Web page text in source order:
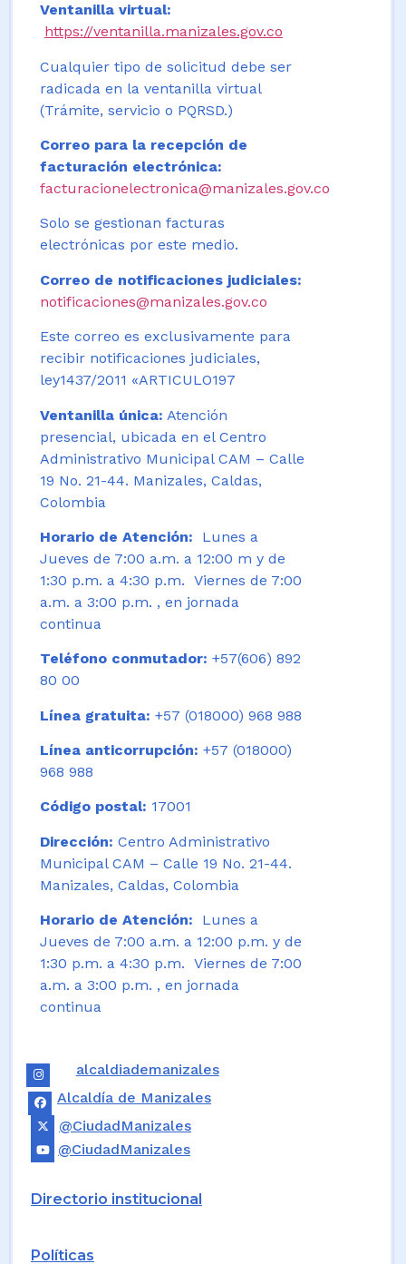
Ventanilla virtual:
https://ventanilla.manizales.gov.co
Cualquier tipo de solicitud debe ser
radicada en la ventanilla virtual
(Trámite, servicio o PQRSD.)
Correo para la recepción de
facturación electrónica:
facturacionelectronica@manizales.gov.co
Solo se gestionan facturas
electrónicas por este medio.
Correo de notificaciones judiciales:
notificaciones@manizales.gov.co
Este correo es exclusivamente para
recibir notificaciones judiciales,
ley1437/2011 «ARTICULO197
Ventanilla única: Atención
presencial, ubicada en el Centro
Administrativo Municipal CAM – Calle
19 No. 21-44. Manizales, Caldas,
Colombia
Horario de Atención:
Lunes a
Jueves de 7:00 a.m. a 12:00 m y de
1:30 p.m. a 4:30 p.m. Viernes de 7:00
a.m. a 3:00 p.m. , en jornada
continua
Teléfono conmutador: +57(606) 892
80 00
Línea gratuita: +57 (018000) 968 988
Línea anticorrupción: +57 (018000)
968 988
Código postal: 17001
Dirección: Centro Administrativo
Municipal CAM – Calle 19 No. 21-44.
Manizales, Caldas, Colombia
Horario de Atención: Lunes a
Jueves de 7:00 a.m. a 12:00 p.m. y de
1:30 p.m. a 4:30 p.m. Viernes de 7:00
a.m. a 3:00 p.m. , en jornada
continua
alcaldiademanizales
Alcaldía de Manizales
@CiudadManizales
@CiudadManizales
Directorio institucional
Políticas